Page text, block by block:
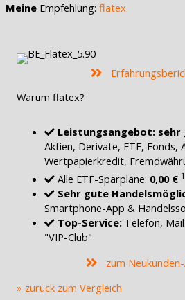
Meine Empfehlung: flatex
Warum flatex?
Leistungsangebot: sehr
Aktien, Derivate, ETF, Fonds,
Wertpapierkredit,
Alle ETF-Sparpläne: 0,00 € 1
Sehr gute
Smartphone-App &
Top-Service: Telefon,
"VIP-Club"
zum
» zurück zum Vergleich